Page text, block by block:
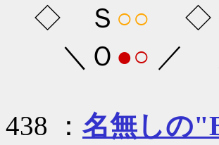
◇ Ｓ ○○ ◇
＼Ｏ ●○ ／
438 ： 名無しの